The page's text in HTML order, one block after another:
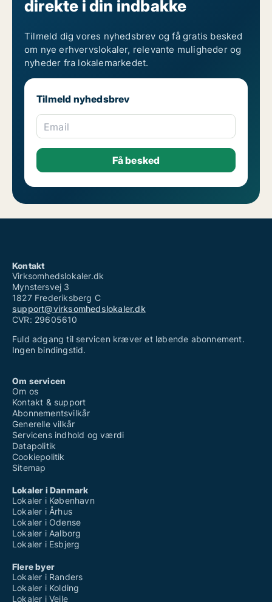
direkte i din indbakke
Tilmeld dig vores nyhedsbrev og få gratis besked
om nye erhvervslokaler, relevante muligheder og
nyheder fra lokalemarkedet.
Tilmeld nyhedsbrev
Email
Kontakt
Virksomhedslokaler.dk
Mynstersvej 3
1827 Frederiksberg C
support@virksomhedslokaler.dk
CVR: 29605610
Fuld adgang til servicen kræver et løbende abonnement.
Ingen bindingstid.
Om servicen
Om os
Kontakt & support
Abonnementsvilkår
Generelle vilkår
Servicens indhold og værdi
Datapolitik
Cookiepolitik
Sitemap
Lokaler i Danmark
Lokaler i København
Lokaler i Århus
Lokaler i Odense
Lokaler i Aalborg
Lokaler i Esbjerg
Flere byer
Lokaler i Randers
Lokaler i Kolding
Lokaler i Vejle